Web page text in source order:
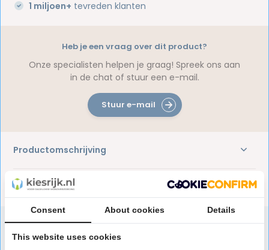
1 miljoen+ tevreden klanten
Productomschrijving
Reviews
Heb je een vraag over dit product?
Onze specialisten helpen je graag! Spreek ons aan
in de chat of stuur een e-mail.
Stuur e-mail
Consent About cookies Details
This website uses cookies